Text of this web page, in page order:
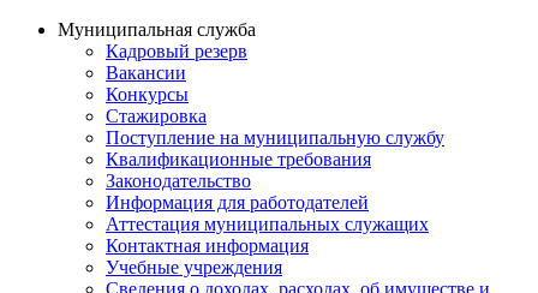
Муниципальная служба
Кадровый резерв
Вакансии
Конкурсы
Стажировка
Поступление на муниципальную службу
Квалификационные требования
Законодательство
Информация для работодателей
Аттестация муниципальных служащих
Контактная информация
Учебные учреждения
Сведения о доходах, расходах, об имуществе и